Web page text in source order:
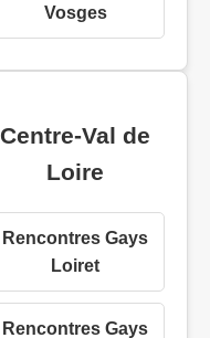
Vosges
Centre-Val de
Loire
Rencontres Gays
Loiret
Rencontres Gays